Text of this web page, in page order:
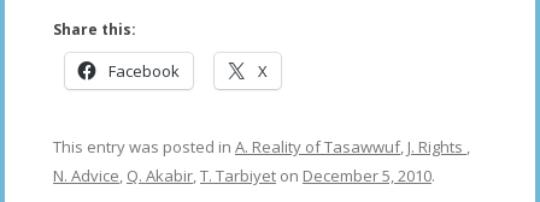
Share this:
Facebook X
This entry was posted in A. Reality of Tasawwuf, J. Rights ,
N. Advice, Q. Akabir,T. Tarbiyet on December 5, 2010.